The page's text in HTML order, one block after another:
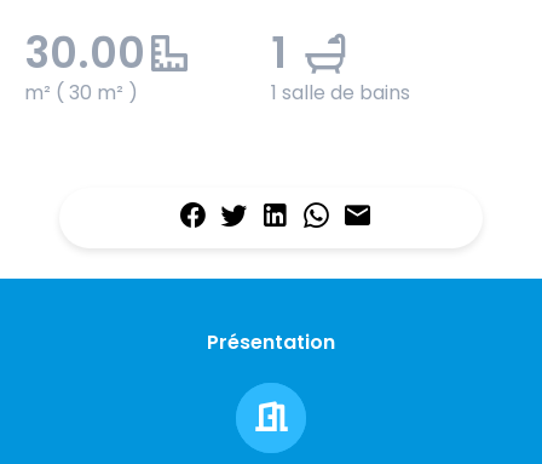
30.00
m² ( 30 m² )
1
1 salle de bains
Présentation